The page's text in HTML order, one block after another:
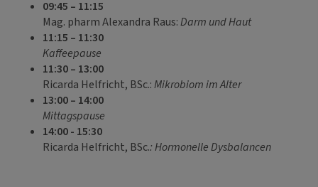
09:45 – 11:15
Mag. pharm Alexandra Raus:Darm und Haut
11:15 – 11:30
Kaffeepause
11:30 – 13:00
Ricarda Helfricht, BSc.:Mikrobiom im Alter
13:00 – 14:00
Mittagspause
14:00 - 15:30
Ricarda Helfricht, BSc.: Hormonelle Dysbalancen